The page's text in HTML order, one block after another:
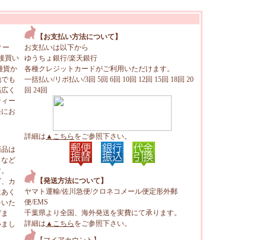
ー
買い
貨か
も
く
ー
お
は
ど
カ
く
た
し
【お支払い方法について】
お支払いは以下から
ゆうちょ銀行/楽天銀行
各種クレジットカードがご利用いただけます。
一括払い/リボ払い/3回 5回 6回 10回 12回 15回 18回 20
回 24回
詳細は ▲こちら をご参照下さい。
【発送方法について】
ヤマト運輸/佐川急便/クロネコメール便定形外郵
便/EMS
千葉県より全国、海外発送を実費にて承ります。
詳細は ▲こちら をご参照下さい。